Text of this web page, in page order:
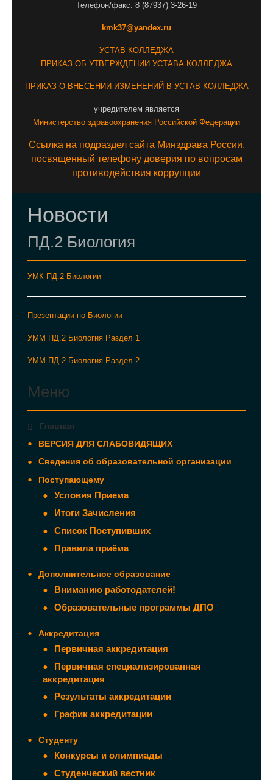
Телефон/факс: 8 (87937) 3-26-19
kmk37@yandex.ru
УСТАВ КОЛЛЕДЖА
ПРИКАЗ ОБ УТВЕРЖДЕНИИ УСТАВА КОЛЛЕДЖА
ПРИКАЗ О ВНЕСЕНИИ ИЗМЕНЕНИЙ В УСТАВ КОЛЛЕДЖА
учредителем является
Министерство здравоохранения Российской Федерации
Ссылка на подраздел сайта Минздрава России,
посвященный телефону доверия по вопросам
противодействия коррупции
Новости
ПД.2 Биология
УМК ПД.2 Биологии
Презентации по Биологии
УММ ПД.2 Биология Раздел 1
УММ ПД.2 Биология Раздел 2
Меню
Главная
ВЕРСИЯ ДЛЯ СЛАБОВИДЯЩИХ
Сведения об образовательной организации
Поступающему
Условия Приема
Итоги Зачисления
Список Поступивших
Правила приёма
Дополнительное образование
Вниманию работодателей!
Образовательные программы ДПО
Аккредитация
Первичная аккредитация
Первичная специализированная
аккредитация
Результаты аккредитации
График аккредитации
Студенту
Конкурсы и олимпиады
Студенческий вестник